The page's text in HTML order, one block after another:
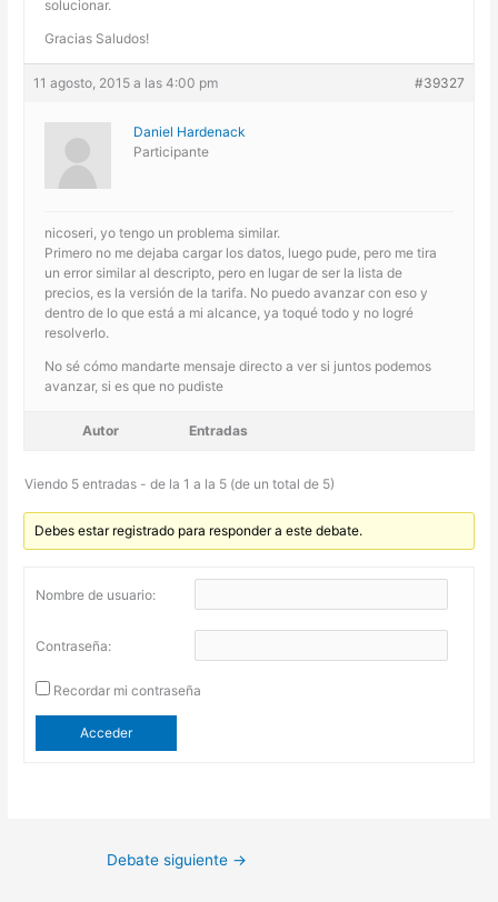
solucionar.
Gracias Saludos!
11 agosto, 2015 a las 4:00 pm #39327
Daniel Hardenack
Participante
nicoseri, yo tengo un problema similar.
Primero no me dejaba cargar los datos, luego pude, pero me tira
un error similar al descripto, pero en lugar de ser la lista de
precios, es la versión de la tarifa. No puedo avanzar con eso y
dentro de lo que está a mi alcance, ya toqué todo y no logré
resolverlo.
No sé cómo mandarte mensaje directo a ver si juntos podemos
avanzar, si es que no pudiste
Autor Entradas
Viendo 5 entradas - de la 1 a la 5 (de un total de 5)
Debes estar registrado para responder a este debate.
Nombre de usuario:
Contraseña:
Recordar mi contraseña
Acceder
Debate siguiente →